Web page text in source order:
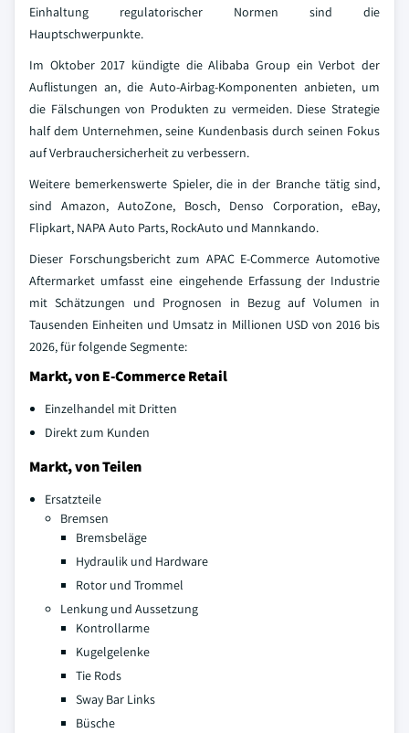
Einhaltung regulatorischer Normen sind die
Hauptschwerpunkte.
Im Oktober 2017 kündigte die Alibaba Group ein Verbot der
Auflistungen an, die Auto-Airbag-Komponenten anbieten, um
die Fälschungen von Produkten zu vermeiden. Diese Strategie
half dem Unternehmen, seine Kundenbasis durch seinen Fokus
auf Verbrauchersicherheit zu verbessern.
Weitere bemerkenswerte Spieler, die in der Branche tätig sind,
sind Amazon, AutoZone, Bosch, Denso Corporation, eBay,
Flipkart, NAPA Auto Parts, RockAuto und Mannkando.
Dieser Forschungsbericht zum APAC E-Commerce Automotive
Aftermarket umfasst eine eingehende Erfassung der Industrie
mit Schätzungen und Prognosen in Bezug auf Volumen in
Tausenden Einheiten und Umsatz in Millionen USD von 2016 bis
2026, für folgende Segmente:
Markt, von E-Commerce Retail
Einzelhandel mit Dritten
Direkt zum Kunden
Markt, von Teilen
Ersatzteile
Bremsen
Bremsbeläge
Hydraulik und Hardware
Rotor und Trommel
Lenkung und Aussetzung
Kontrollarme
Kugelgelenke
Tie Rods
Sway Bar Links
Büsche